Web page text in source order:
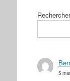
Rechercher
5